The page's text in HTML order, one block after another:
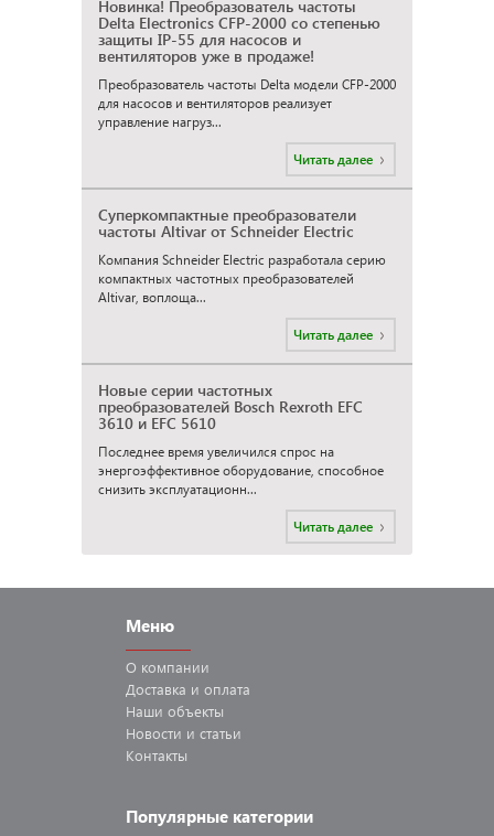
Новинка! Преобразователь частоты
Delta Electronics CFP-2000 со степенью
защиты IP-55 для насосов и
вентиляторов уже в продаже!
Преобразователь частоты Delta модели CFP-2000
для насосов и вентиляторов реализует
управление нагруз...
Читать далее
Суперкомпактные преобразователи
частоты Altivar от Schneider Electric
Компания Schneider Electric разработала серию
компактных частотных преобразователей
Altivar, воплоща...
Читать далее
Новые серии частотных
преобразователей Bosch Rexroth EFC
3610 и EFC 5610
Последнее время увеличился спрос на
энергоэффективное оборудование, способное
снизить эксплуатационн...
Читать далее
Меню
О компании
Доставка и оплата
Наши объекты
Новости и статьи
Контакты
Популярные категории